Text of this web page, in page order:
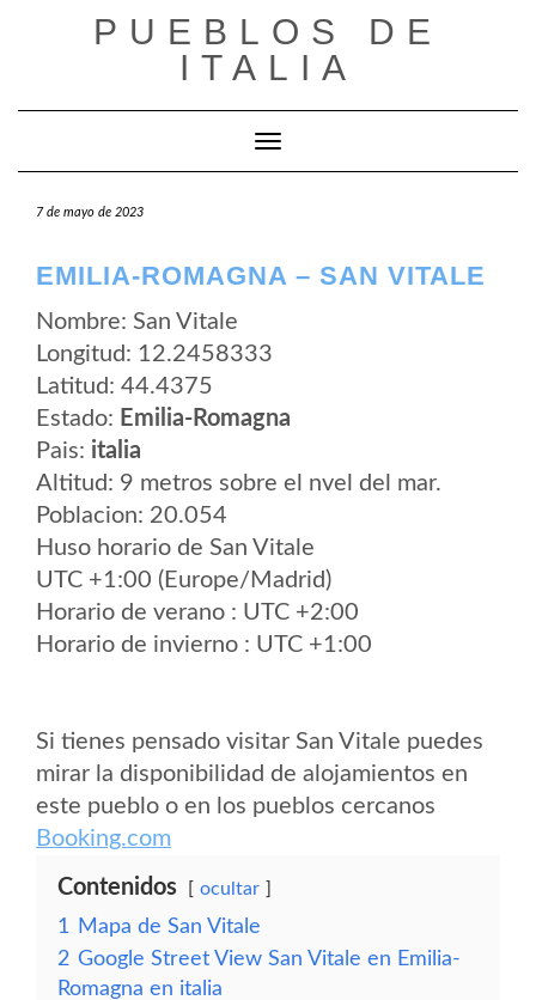
PUEBLOS DE
ITALIA
Cambiar modo de navegación
7 de mayo de 2023
EMILIA-ROMAGNA – SAN VITALE
Nombre: San Vitale
Longitud: 12.2458333
Latitud: 44.4375
Estado: Emilia-Romagna
Pais: italia
Altitud: 9 metros sobre el nvel del mar.
Poblacion: 20.054
Huso horario de San Vitale
UTC +1:00 (Europe/Madrid)
Horario de verano : UTC +2:00
Horario de invierno : UTC +1:00
Si tienes pensado visitar San Vitale puedes
mirar la disponibilidad de alojamientos en
este pueblo o en los pueblos cercanos
Booking.com
Contenidos ocultar
1
Mapa de San Vitale
2 Google Street View San Vitale en Emilia-
Romagna en italia